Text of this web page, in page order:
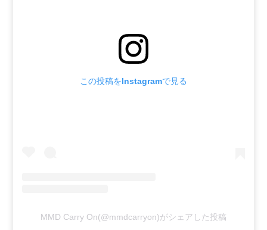
この投稿をInstagramで見る
MMD Carry On(@mmdcarryon)がシェアした投稿